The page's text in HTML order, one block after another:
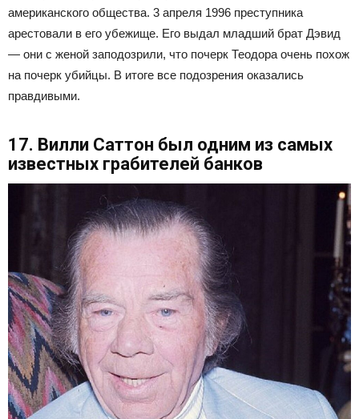
американского общества. 3 апреля 1996 преступника
арестовали в его убежище. Его выдал младший брат Дэвид
— они с женой заподозрили, что почерк Теодора очень похож
на почерк убийцы. В итоге все подозрения оказались
правдивыми.
17. Вилли Саттон был одним из самых
известных грабителей банков